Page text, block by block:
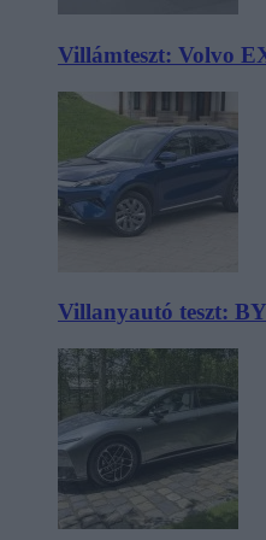
Villámteszt: Volvo
Villanyautó teszt: